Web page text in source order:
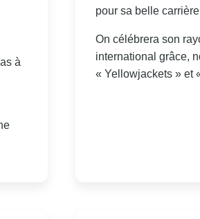
à
pour sa belle
On célébrera son
international grâce,
« Yellowjackets » et